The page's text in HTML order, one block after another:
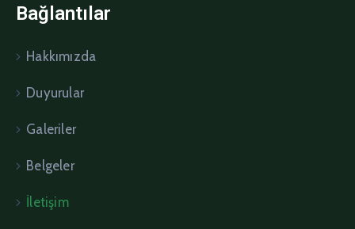
Bağlantılar
Hakkımızda
Duyurular
Galeriler
Belgeler
İletişim